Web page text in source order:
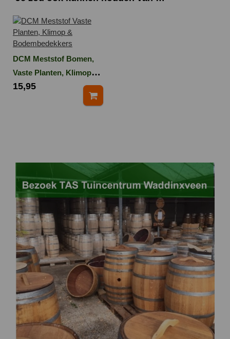
DCM Meststof Bomen,
Vaste Planten, Klimop
en Bodembedekkers 3
15,95